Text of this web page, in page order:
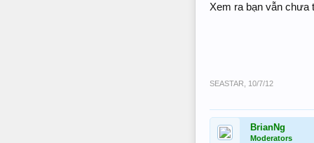
Xem ra bạn vẫn chưa
SEASTAR 10/7/12
BrianNg
Moderators